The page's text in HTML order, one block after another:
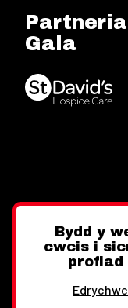
Gala
Twitter
Bydd y
cwcis i
profiad